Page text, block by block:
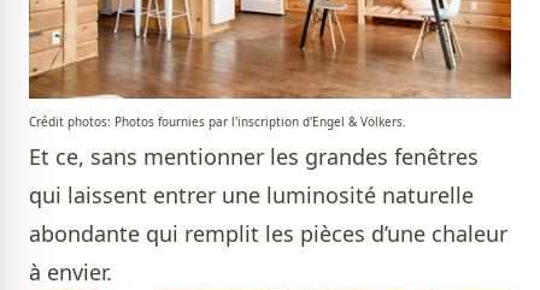
Crédit photos: Photos fournies par l'inscription d'Engel & Völkers.
Et ce, sans mentionner les grandes fenêtres
qui laissent entrer une luminosité naturelle
abondante qui remplit les pièces d’une chaleur
à envier.